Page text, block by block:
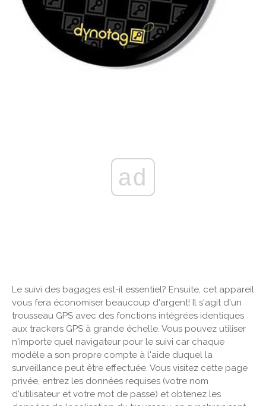
ad
Le suivi des bagages est-il essentiel? Ensuite, cet appareil
vous fera économiser beaucoup d'argent! Il s'agit d'un
trousseau GPS avec des fonctions intégrées identiques
aux trackers GPS à grande échelle. Vous pouvez utiliser
n'importe quel navigateur pour le suivi car chaque
modèle a son propre compte à l'aide duquel la
surveillance peut être effectuée. Vous visitez cette page
privée, entrez les données requises (votre nom
d'utilisateur et votre mot de passe) et obtenez les